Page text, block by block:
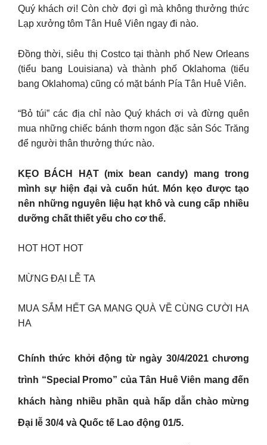
Quý khách ơi! Còn chờ đợi gì mà không thưởng thức
Lạp xưởng tôm Tân Huê Viên ngay đi nào.
Đồng thời, siêu thị Costco tại thành phố New Orleans
(tiểu bang Louisiana) và thành phố Oklahoma (tiểu
bang Oklahoma) cũng có mặt bánh Pía Tân Huê Viên.
“Bỏ túi” các địa chỉ nào Quý khách ơi và đừng quên
mua những chiếc bánh thơm ngon đặc sản Sóc Trăng
để người thân thưởng thức nào.
KẸO BÁCH HẠT (mix bean candy) mang trong
mình sự hiện đại và cuốn hút. Món kẹo được tạo
nên những nguyên liệu hạt khô và cung cấp nhiều
dưỡng chất thiết yếu cho cơ thể.
HOT HOT HOT
MỪNG ĐẠI LỄ TA
MUA SẮM HẾT GA MANG QUÀ VỀ CÙNG CƯỜI HA
HA
Chính thức khởi động từ ngày 30/4/2021 chương
trình “Special Promo” của Tân Huê Viên mang đến
khách hàng nhiều phần quà hấp dẫn chào mừng
Đại lễ 30/4 và Quốc tế Lao động 01/5.